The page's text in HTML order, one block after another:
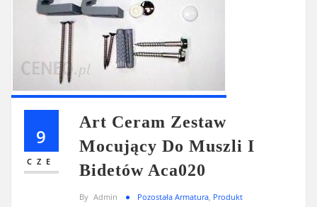
9
CZE
Art Ceram Zestaw
Mocujący Do Muszli I
Bidetów Aca020
By Admin Pozostała Armatura Produkt